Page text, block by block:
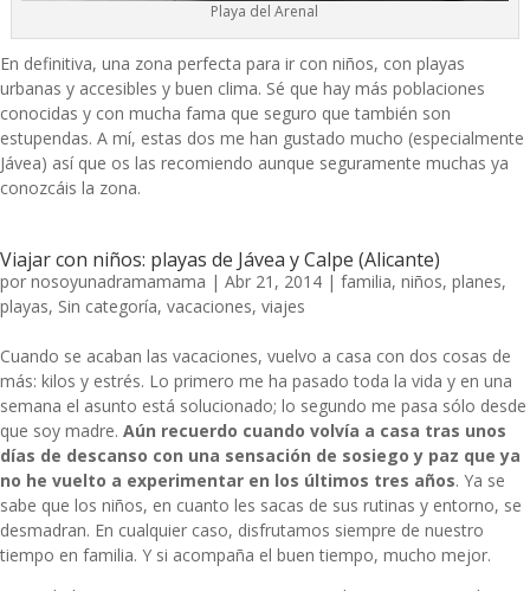
Playa del Arenal
En definitiva, una zona perfecta para ir con niños, con playas
urbanas y accesibles y buen clima. Sé que hay más poblaciones
conocidas y con mucha fama que seguro que también son
estupendas. A mí, estas dos me han gustado mucho (especialmente
Jávea) así que os las recomiendo aunque seguramente muchas ya
conozcáis la zona.
Viajar con niños: playas de Jávea y Calpe (Alicante)
por nosoyunadramamama | Abr 21, 2014 | familia, niños, planes,
playas, Sin categoría, vacaciones, viajes
Cuando se acaban las vacaciones, vuelvo a casa con dos cosas de
más: kilos y estrés. Lo primero me ha pasado toda la vida y en una
semana el asunto está solucionado; lo segundo me pasa sólo desde
que soy madre. Aún recuerdo cuando volvía a casa tras unos
días de descanso con una sensación de sosiego y paz que ya
no he vuelto a experimentar en los últimos tres años. Ya se
sabe que los niños, en cuanto les sacas de sus rutinas y entorno, se
desmadran. En cualquier caso, disfrutamos siempre de nuestro
tiempo en familia. Y si acompaña el buen tiempo, mucho mejor.